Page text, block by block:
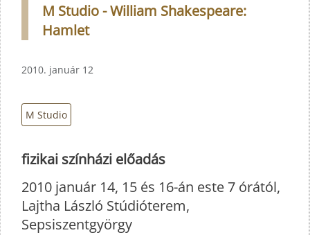
M Studio - William Shakespeare:
Hamlet
2010. január 12
M Studio
fizikai színházi előadás
2010 január 14, 15 és 16-án este 7 órától,
Lajtha László Stúdióterem,
Sepsiszentgyörgy